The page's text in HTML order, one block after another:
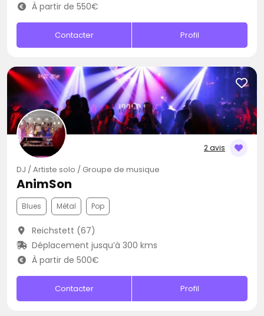
À partir de 550€
Contacter Profil
2 avis
DJ / Artiste solo / Groupe de musique
AnimSon
Blues Métal Pop
Reichstett (67)
Déplacement jusqu’à 300 kms
À partir de 500€
Contacter Profil